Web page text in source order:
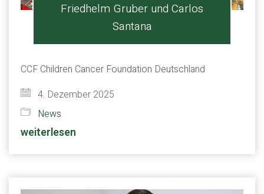
Friedhelm Gruber und Carlos
Santana
CCF Children Cancer Foundation Deutschland
4. Dezember 2025
News
weiterlesen